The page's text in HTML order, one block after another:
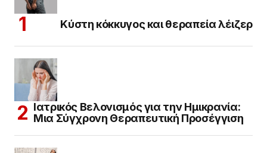
Κύστη κόκκυγος και θεραπεία λέιζερ
Ιατρικός Βελονισμός για την Ημικρανία:
Μια Σύγχρονη Θεραπευτική Προσέγγιση